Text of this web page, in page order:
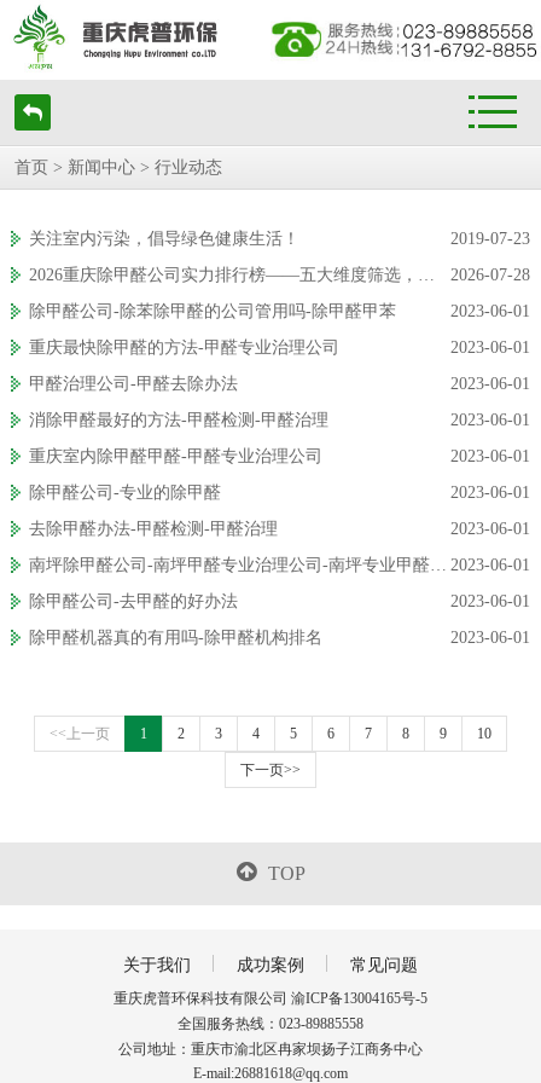
首页 > 新闻中心 > 行业动态
2019-07-23
关注室内污染，倡导绿色健康生活！
2026-07-28
2026重庆除甲醛公司实力排行榜——五大维度筛选，谁才是山城真正的除醛王者？
2023-06-01
除甲醛公司-除苯除甲醛的公司管用吗-除甲醛甲苯
2023-06-01
重庆最快除甲醛的方法-甲醛专业治理公司
2023-06-01
甲醛治理公司-甲醛去除办法
2023-06-01
消除甲醛最好的方法-甲醛检测-甲醛治理
2023-06-01
重庆室内除甲醛甲醛-甲醛专业治理公司
2023-06-01
除甲醛公司-专业的除甲醛
2023-06-01
去除甲醛办法-甲醛检测-甲醛治理
2023-06-01
南坪除甲醛公司-南坪甲醛专业治理公司-南坪专业甲醛检测机构
2023-06-01
除甲醛公司-去甲醛的好办法
2023-06-01
除甲醛机器真的有用吗-除甲醛机构排名
<<上一页 1 2 3 4 5 6 7 8 9 10
下一页>>
TOP
关于我们 成功案例 常见问题
重庆虎普环保科技有限公司 渝ICP备13004165号-5
全国服务热线：023-89885558
公司地址：重庆市渝北区冉家坝扬子江商务中心
E-mail:26881618@qq.com